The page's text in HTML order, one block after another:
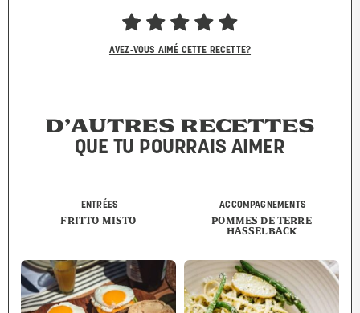
AVEZ-VOUS AIMÉ CETTE RECETTE?
D’AUTRES RECETTES
QUE TU POURRAIS AIMER
ENTRÉES
FRITTO MISTO
ACCOMPAGNEMENTS
POMMES DE TERRE
HASSELBACK